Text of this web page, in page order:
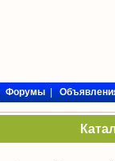
Форумы|